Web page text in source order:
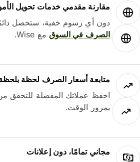
مقارنة مقدمي خدمات تحويل
دون أي رسوم خفية، ستحصل
الصرف في السوقمع Wise.
متابعة أسعار الصرف لحظة بلحظة
احفظ عملاتك المفضلة للتحقق من
بمرور الوقت.
مجاني تمامًا، دون إعلانات